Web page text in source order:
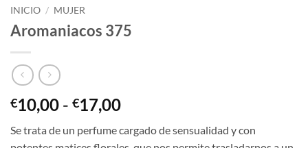
INICIO / MUJER
Aromaniacos 375
€10,00 - €17,00Rango
precios:
Se trata de un perfume cargado de sensualidad y con